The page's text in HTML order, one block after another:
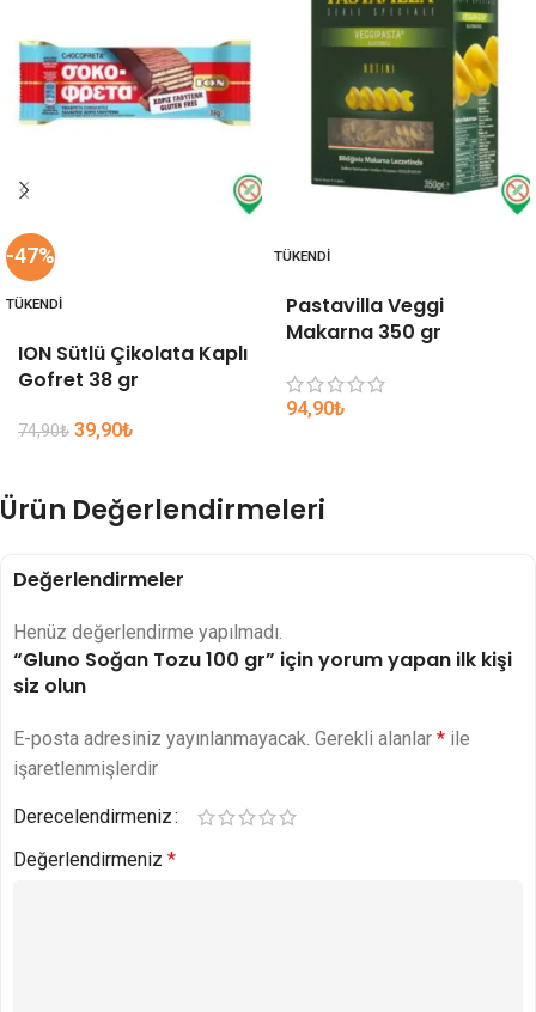
-47%
TÜKENDI
ION Sütlü Çikolata Kaplı
Gofret 38 gr
74,90₺ 39,90₺
TÜKENDI
Pastavilla Veggi
Makarna 350 gr
94,90₺
Ürün Değerlendirmeleri
Değerlendirmeler
Henüz değerlendirme yapılmadı.
“Gluno Soğan Tozu 100 gr” için yorum yapan ilk kişi
siz olun
E-posta adresiniz yayınlanmayacak. Gerekli alanlar * ile
işaretlenmişlerdir
Derecelendirmeniz
Değerlendirmeniz *